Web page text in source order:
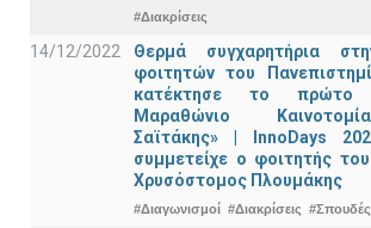
#Διακρίσεις
14/12/2022
Θερμά συγχαρητήρια
φοιτητών του
κατέκτησε το πρώτο
Μαραθώνιο
Σαϊτάκης» | InnoDays
συμμετείχε ο φοιτητής
Χρυσόστομος Πλουμάκης
#Διαγωνισμοί #Διακρίσεις #Σπουδές